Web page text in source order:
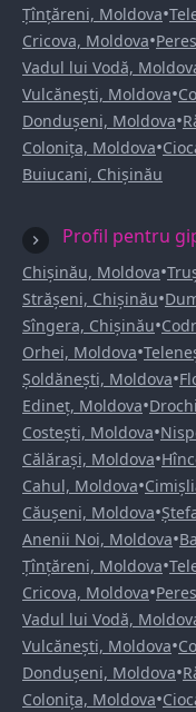
Țînțăreni, Moldova•
Cricova, Moldova•
Vadul lui Vodă,
Vulcănești, Moldova•
Dondușeni, Moldova•
Colonița, Moldova•
Buiucani, Chișinău
Profil pentru
Chișinău, Moldova•
Strășeni, Chișinău•
Sîngera, Chișinău•
Orhei, Moldova•
Șoldănești, Moldova•
Edineț, Moldova•
Costești, Moldova•
Călărași, Moldova•
Cahul, Moldova•
Căușeni, Moldova•
Anenii Noi, Moldova•
Țînțăreni, Moldova•
Cricova, Moldova•
Vadul lui Vodă,
Vulcănești, Moldova•
Dondușeni, Moldova•
Colonița, Moldova•